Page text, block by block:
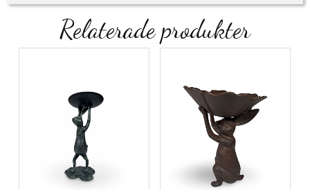
Relaterade produkter